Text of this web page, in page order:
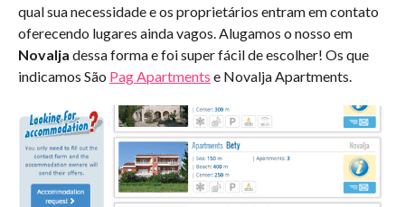
qual sua necessidade e os proprietários entram em contato
oferecendo lugares ainda vagos. Alugamos o nosso em
Novalja dessa forma e foi super fácil de escolher! Os que
indicamos São Pag Apartments e Novalja Apartments.